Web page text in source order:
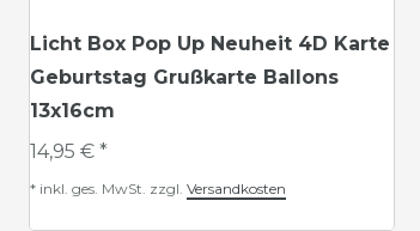
Licht Box Pop Up Neuheit 4D Karte
Geburtstag Grußkarte Ballons
13x16cm
14,95 € *
* inkl. ges. MwSt. zzgl. Versandkosten